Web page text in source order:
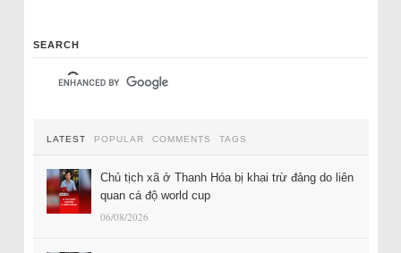
SEARCH
LATEST POPULAR COMMENTS TAGS
Chủ tịch xã ở Thanh Hóa bị khai trừ đảng do liên
quan cá độ world cup
06/08/2026